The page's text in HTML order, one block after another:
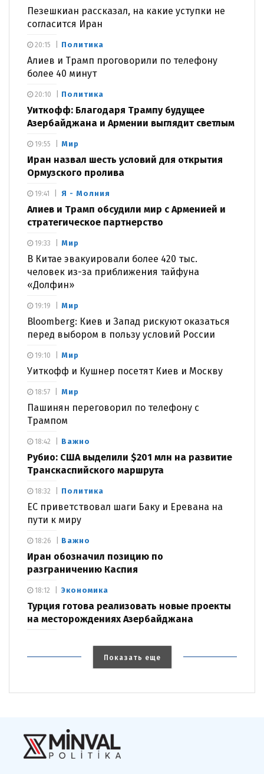
Пезешкиан рассказал, на какие уступки не
согласится Иран
Политика
Алиев и Трамп проговорили по телефону
более 40 минут
20:15
Политика
Уиткофф: Благодаря Трампу будущее
Азербайджана и Армении выглядит светлым
20:10
Мир
Иран назвал шесть условий для открытия
Ормузского пролива
19:55
Я - Молния
Алиев и Трамп обсудили мир с Арменией и
стратегическое партнерство
19:41
Мир
В Китае эвакуировали более 420 тыс.
человек из-за приближения тайфуна
«Долфин»
19:33
Мир
Bloomberg: Киев и Запад рискуют оказаться
перед выбором в пользу условий России
19:19
Мир
Уиткофф и Кушнер посетят Киев и Москву
19:10
Мир
Пашинян переговорил по телефону с
Трампом
18:57
Важно
Рубио: США выделили $201 млн на развитие
Транскаспийского маршрута
18:42
Политика
ЕС приветствовал шаги Баку и Еревана на
пути к миру
18:32
Важно
Иран обозначил позицию по
разграничению Каспия
18:26
Экономика
Турция готова реализовать новые проекты
на месторождениях Азербайджана
18:12
Показать еще